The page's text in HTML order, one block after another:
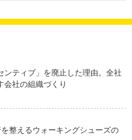
ンティブ」を廃止した理由。全社
会社の組織づくり
を整えるウォーキングシューズの